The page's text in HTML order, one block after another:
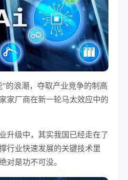
的浪潮，夺取产业竞争的制高
家厂商在新一轮马太效应中的
升级中，其实我国已经走在了
行业快速发展的关键技术里
对是功不可没。